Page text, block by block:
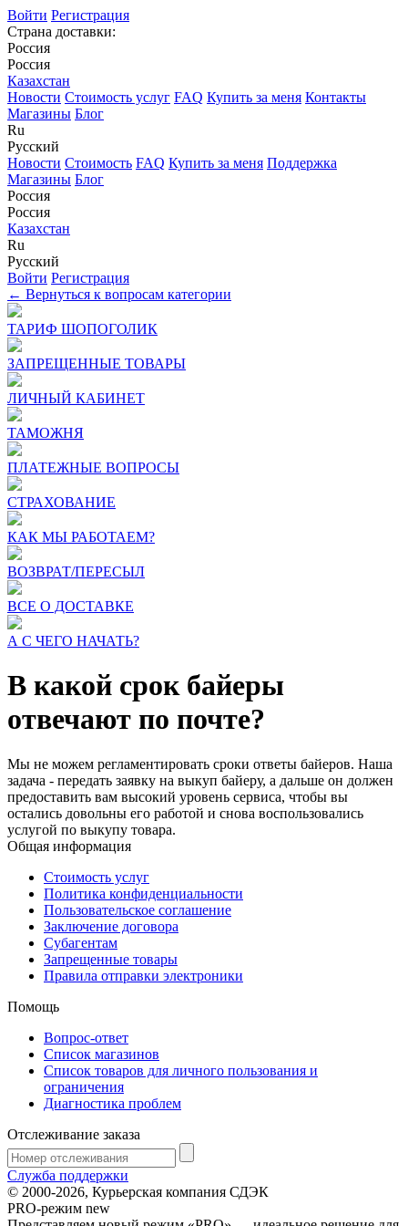
Войти Регистрация
Страна доставки:
Россия
Россия
Казахстан
Новости Стоимость услуг FAQ Купить за меня Контакты
Магазины Блог
Ru
Русский
Новости Стоимость FAQ Купить за меня Поддержка
Магазины Блог
Россия
Россия
Казахстан
Ru
Русский
Войти Регистрация
← Вернуться к вопросам категории
ТАРИФ ШОПОГОЛИК
ЗАПРЕЩЕННЫЕ ТОВАРЫ
ЛИЧНЫЙ КАБИНЕТ
ТАМОЖНЯ
ПЛАТЕЖНЫЕ ВОПРОСЫ
СТРАХОВАНИЕ
КАК МЫ РАБОТАЕМ?
ВОЗВРАТ/ПЕРЕСЫЛ
ВСЕ О ДОСТАВКЕ
А С ЧЕГО НАЧАТЬ?
В какой срок байеры
отвечают по почте?
Мы не можем регламентировать сроки ответы байеров. Наша
задача - передать заявку на выкуп байеру, а дальше он должен
предоставить вам высокий уровень сервиса, чтобы вы
остались довольны его работой и снова воспользовались
услугой по выкупу товара.
Общая информация
Стоимость услуг
Политика конфиденциальности
Пользовательское соглашение
Заключение договора
Субагентам
Запрещенные товары
Правила отправки электроники
Помощь
Вопрос-ответ
Список магазинов
Список товаров для личного пользования и
ограничения
Диагностика проблем
Отслеживание заказа
Служба поддержки
© 2000-2026, Курьерская компания СДЭК
PRO-режим new